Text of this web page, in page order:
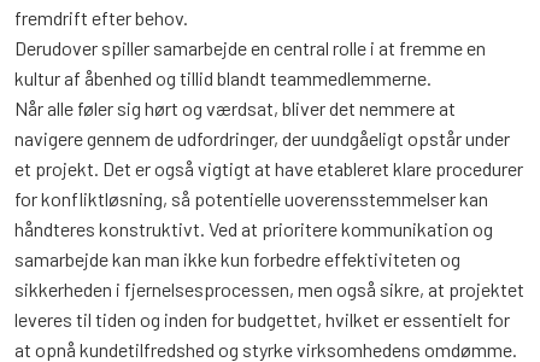
fremdrift efter behov.
Derudover spiller samarbejde en central rolle i at fremme en
kultur af åbenhed og tillid blandt teammedlemmerne.
Når alle føler sig hørt og værdsat, bliver det nemmere at
navigere gennem de udfordringer, der uundgåeligt opstår under
et projekt. Det er også vigtigt at have etableret klare procedurer
for konfliktløsning, så potentielle uoverensstemmelser kan
håndteres konstruktivt. Ved at prioritere kommunikation og
samarbejde kan man ikke kun forbedre effektiviteten og
sikkerheden i fjernelsesprocessen, men også sikre, at projektet
leveres til tiden og inden for budgettet, hvilket er essentielt for
at opnå kundetilfredshed og styrke virksomhedens omdømme.